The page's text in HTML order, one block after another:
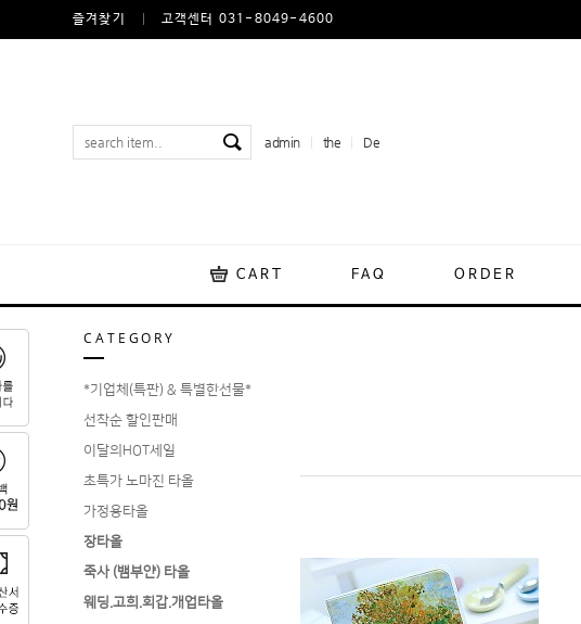
즐겨찾기 고객센터 031-8049-4600
admin the De
CART FAQ ORDER
CATEGORY
*기업체(특판) & 특별한선물*
선착순 할인판매
이달의HOT세일
초특가 노마진 타올
가정용타올
장타올
죽사 (뱀부얀) 타올
웨딩.고희.회갑.개업타올